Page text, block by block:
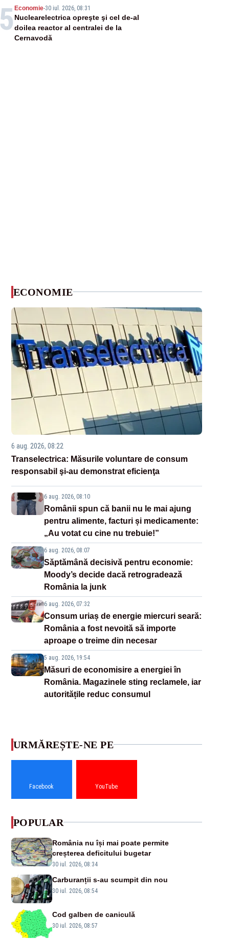
5 Economie-30 iul. 2026, 08:31
Nuclearelectrica opreşte şi cel de-al
doilea reactor al centralei de la
Cernavodă
ECONOMIE
6 aug. 2026, 08:22
Transelectrica: Măsurile voluntare de consum
responsabil şi-au demonstrat eficienţa
6 aug. 2026, 08:10
Românii spun că banii nu le mai ajung
pentru alimente, facturi și medicamente:
„Au votat cu cine nu trebuie!”
6 aug. 2026, 08:07
Săptămână decisivă pentru economie:
Moody’s decide dacă retrogradează
România la junk
6 aug. 2026, 07:32
Consum uriaș de energie miercuri seară:
România a fost nevoită să importe
aproape o treime din necesar
5 aug. 2026, 19:54
Măsuri de economisire a energiei în
România. Magazinele sting reclamele, iar
autoritățile reduc consumul
URMĂREȘTE-NE PE
Facebook YouTube
POPULAR
România nu își mai poate permite
creșterea deficitului bugetar
30 iul. 2026, 08:34
Carburanții s-au scumpit din nou
30 iul. 2026, 08:54
Cod galben de caniculă
30 iul. 2026, 08:57